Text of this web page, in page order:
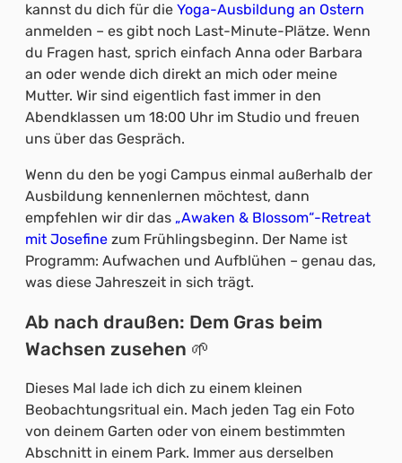
kannst du dich für die Yoga-Ausbildung an Ostern
anmelden – es gibt noch Last-Minute-Plätze. Wenn
du Fragen hast, sprich einfach Anna oder Barbara
an oder wende dich direkt an mich oder meine
Mutter. Wir sind eigentlich fast immer in den
Abendklassen um 18:00 Uhr im Studio und freuen
uns über das Gespräch.
Wenn du den be yogi Campus einmal außerhalb der
Ausbildung kennenlernen möchtest, dann
empfehlen wir dir das „Awaken & Blossom“-Retreat
mit Josefine zum Frühlingsbeginn. Der Name ist
Programm: Aufwachen und Aufblühen – genau das,
was diese Jahreszeit in sich trägt.
Ab nach draußen: Dem Gras beim
Wachsen zusehen 🌱
Dieses Mal lade ich dich zu einem kleinen
Beobachtungsritual ein. Mach jeden Tag ein Foto
von deinem Garten oder von einem bestimmten
Abschnitt in einem Park. Immer aus derselben